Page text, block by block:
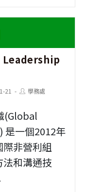
燈
本
Leadership
21
Post學務處
(Global
一個2012年
非營利組
和溝通技